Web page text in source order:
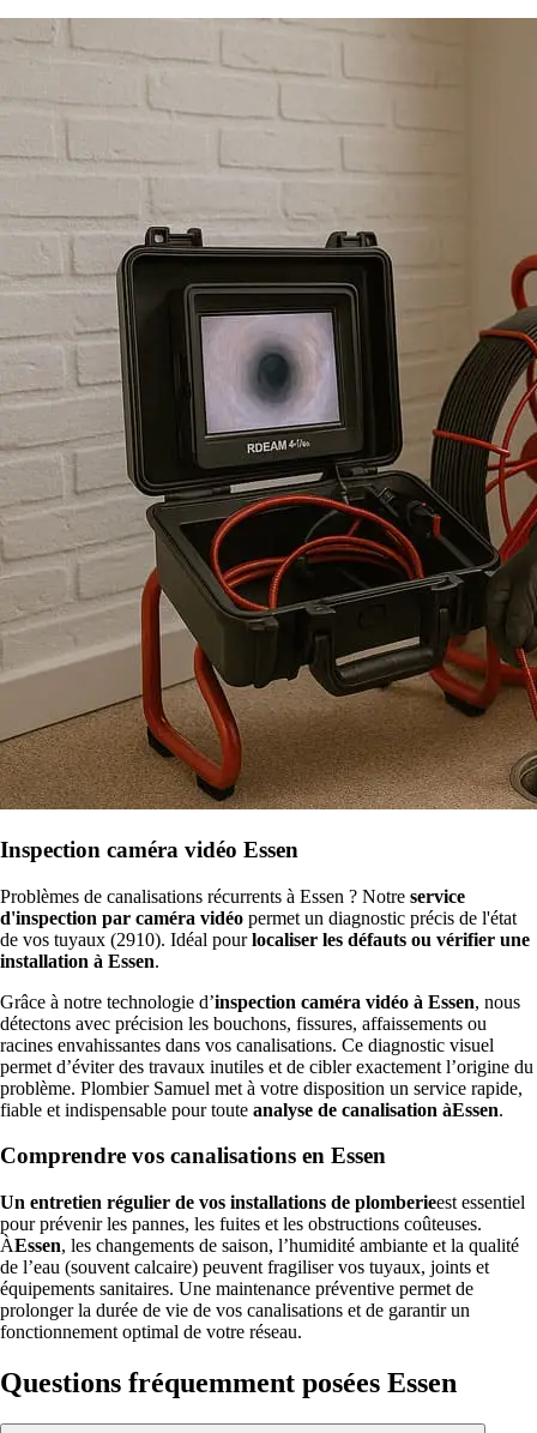
Inspection caméra vidéo Essen
Problèmes de canalisations récurrents à Essen ? Notre service
d'inspection par caméra vidéo permet un diagnostic précis de l'état
de vos tuyaux (2910). Idéal pourlocaliser les défauts ou vérifier une
installation à Essen.
Grâce à notre technologie d’inspection caméra vidéo à Essen, nous
détectons avec précision les bouchons, fissures, affaissements ou
racines envahissantes dans vos canalisations. Ce diagnostic visuel
permet d’éviter des travaux inutiles et de cibler exactement l’origine du
problème. Plombier Samuel met à votre disposition un service rapide,
fiable et indispensable pour toute analyse de canalisation àEssen.
Comprendre vos canalisations en Essen
Un entretien régulier de vos installations de plomberieest essentiel
pour prévenir les pannes, les fuites et les obstructions coûteuses.
ÀEssen, les changements de saison, l’humidité ambiante et la qualité
de l’eau (souvent calcaire) peuvent fragiliser vos tuyaux, joints et
équipements sanitaires. Une maintenance préventive permet de
prolonger la durée de vie de vos canalisations et de garantir un
fonctionnement optimal de votre réseau.
Questions fréquemment posées Essen